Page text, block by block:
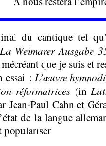
du cantique tel
La Weimarer Ausgabe
que je suis et
essai : L’œuvre
réformatrices (in
Jean-Paul Cahn et
de la langue
populariser